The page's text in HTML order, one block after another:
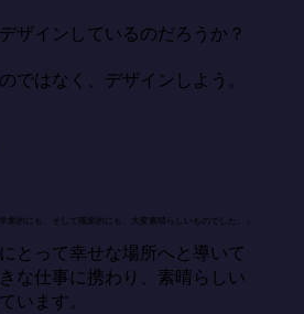
ザインしているのだろうか？
ではなく、デザインしよう。
業的にも、そして職業的にも、大変素晴らしいものでした。」
とって幸せな場所へと導いて
な仕事に携わり、素晴らしい
います。